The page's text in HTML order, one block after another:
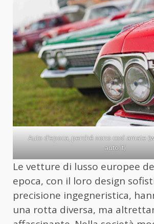
Auto d’epoca, perché sono così amate
auto.it)
Le vetture di lusso europee
epoca, con il loro design
precisione ingegneristica,
una rotta diversa, ma